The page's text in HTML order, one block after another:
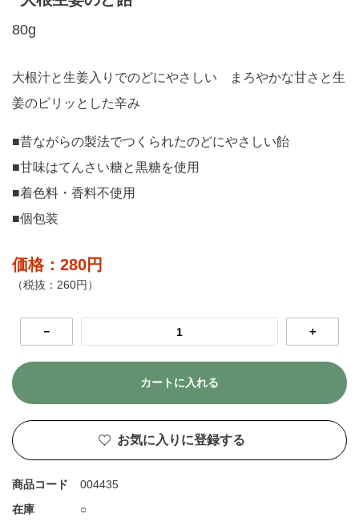
80g
大根汁と生姜入りでのどにやさしい まろやかな甘さと生
姜のピリッとした辛み
■昔ながらの製法でつくられたのどにやさしい飴
■甘味はてんさい糖と黒糖を使用
■着色料・香料不使用
■個包装
価格：280円
（税抜：260円）
－ ＋
カートに入れる
お気に入りに登録する
商品コード
004435
在庫
○